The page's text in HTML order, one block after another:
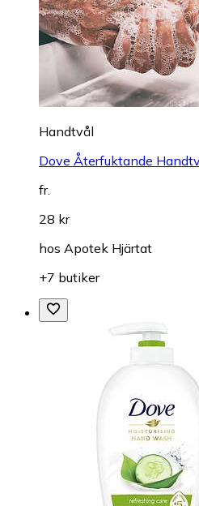
Handtvål
Dove Återfuktande
fr.
28 kr
hos Apotek Hjärtat
+7 butiker